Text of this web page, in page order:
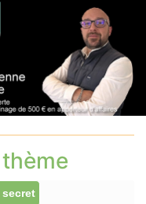
secret